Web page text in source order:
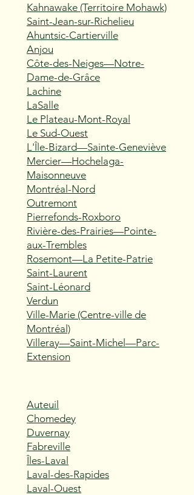
Kahnawake (Territoire Mohawk)
Saint-Jean-sur-Richelieu
Ahuntsic-Cartierville
Anjou
Côte-des-Neiges—Notre-
Dame-de-Grâce
Lachine
LaSalle
Le Plateau-Mont-Royal
Le Sud-Ouest
L'Île-Bizard—Sainte-Geneviève
Mercier—Hochelaga-
Maisonneuve
Montréal-Nord
Outremont
Pierrefonds-Roxboro
Rivière-des-Prairies—Pointe-
aux-Trembles
Rosemont—La Petite-Patrie
Saint-Laurent
Saint-Léonard
Verdun
Ville-Marie (Centre-ville de
Montréal)
Villeray—Saint-Michel—Parc-
Extension
Auteuil
Chomedey
Duvernay
Fabreville
Îles-Laval
Laval-des-Rapides
Laval-Ouest